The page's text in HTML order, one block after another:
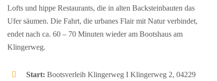
Lofts und hippe Restaurants, die in alten Backsteinbauten das
Ufer säumen. Die Fahrt, die urbanes Flair mit Natur verbindet,
endet nach ca. 60 – 70 Minuten wieder am Bootshaus am
Klingerweg.
Start: Bootsverleih Klingerweg I Klingerweg 2, 04229